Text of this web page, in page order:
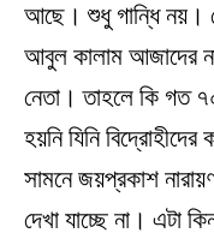
আছে। শুধু গান্ধি নয়।
আবুল কালাম আজাদের
নেতা। তাহলে কি গত
হয়নি যিনি
সামনে জয়প্রকাশ
দেখা যাচ্ছে না। এটা